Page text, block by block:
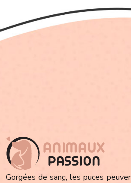
Gorgées de sang, les puces